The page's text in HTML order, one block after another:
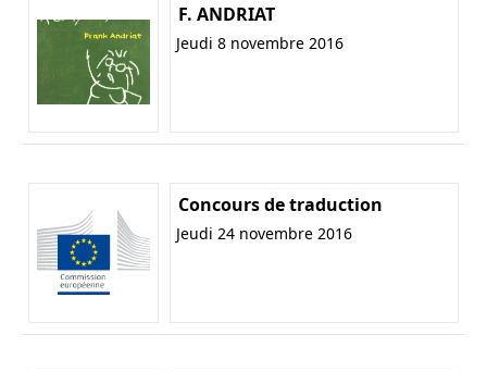
F. ANDRIAT
Jeudi 8 novembre 2016
Concours de traduction
Jeudi 24 novembre 2016